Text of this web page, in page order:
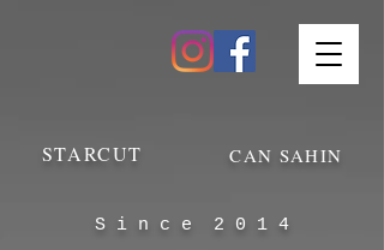
CAN SAHIN
STARCUT
S i n c e 2 0 1 4